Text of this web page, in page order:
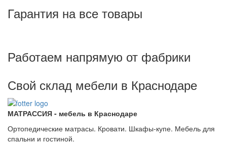
Гарантия на все товары
Работаем напрямую от фабрики
Свой склад мебели в Краснодаре
МАТРАССИЯ - мебель в Краснодаре
Ортопедические матрасы. Кровати. Шкафы-купе. Мебель для
спальни и гостиной.